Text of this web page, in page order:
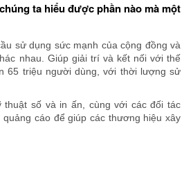
ta hiểu được phần nào mà một
sử dụng sức mạnh của cộng đồng và
nhau. Giúp giải trí và kết nối với thế
65 triệu người dùng, với thời lượng sử
thuật số và in ấn, cùng với các đối tác
cáo để giúp các thương hiệu xây